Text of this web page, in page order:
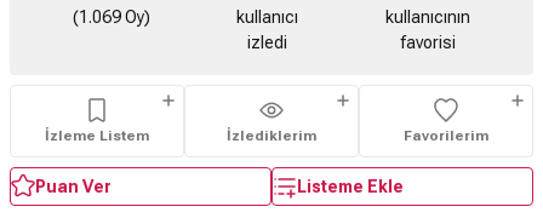
(1.069 Oy)
kullanıcı
izledi
kullanıcının
favorisi
İzleme Listem İzlediklerim Favorilerim
Puan Ver Listeme Ekle